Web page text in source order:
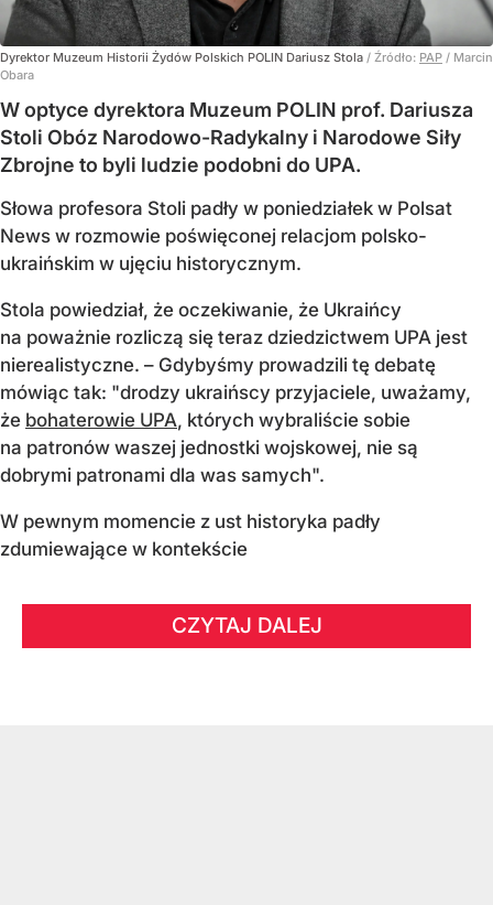
Dyrektor Muzeum Historii Żydów Polskich POLIN Dariusz Stola / Źródło: PAP / Marcin
Obara
W optyce dyrektora Muzeum POLIN prof. Dariusza
Stoli Obóz Narodowo-Radykalny i Narodowe Siły
Zbrojne to byli ludzie podobni do UPA.
Słowa profesora Stoli padły w poniedziałek w Polsat
News w rozmowie poświęconej relacjom polsko-
ukraińskim w ujęciu historycznym.
Stola powiedział, że oczekiwanie, że Ukraińcy
na poważnie rozliczą się teraz dziedzictwem UPA jest
nierealistyczne. – Gdybyśmy prowadzili tę debatę
mówiąc tak: "drodzy ukraińscy przyjaciele, uważamy,
że bohaterowie UPA, których wybraliście sobie
na patronów waszej jednostki wojskowej, nie są
dobrymi patronami dla was samych".
W pewnym momencie z ust historyka padły
zdumiewające w kontekście
CZYTAJ DALEJ